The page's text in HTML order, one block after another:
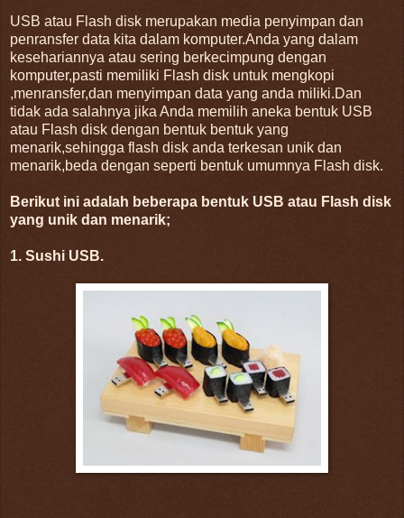
USB atau Flash disk merupakan media penyimpan dan
penransfer data kita dalam komputer.Anda yang dalam
kesehariannya atau sering berkecimpung dengan
komputer,pasti memiliki Flash disk untuk mengkopi
,menransfer,dan menyimpan data yang anda miliki.Dan
tidak ada salahnya jika Anda memilih aneka bentuk USB
atau Flash disk dengan bentuk bentuk yang
menarik,sehingga flash disk anda terkesan unik dan
menarik,beda dengan seperti bentuk umumnya Flash disk.
Berikut ini adalah beberapa bentuk USB atau Flash disk
yang unik dan menarik;
1. Sushi USB.